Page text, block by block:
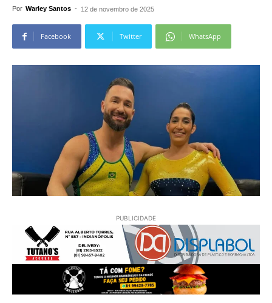
Por Warley Santos - 12 de novembro de 2025
Facebook Twitter WhatsApp
PUBLICIDADE